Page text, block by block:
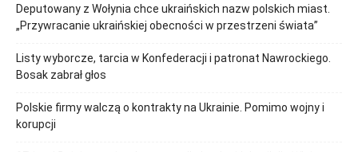
Deputowany z Wołynia chce ukraińskich nazw polskich miast.
„Przywracanie ukraińskiej obecności w przestrzeni świata”
Listy wyborcze, tarcia w Konfederacji i patronat Nawrockiego.
Bosak zabrał głos
Polskie firmy walczą o kontrakty na Ukrainie. Pomimo wojny i
korupcji